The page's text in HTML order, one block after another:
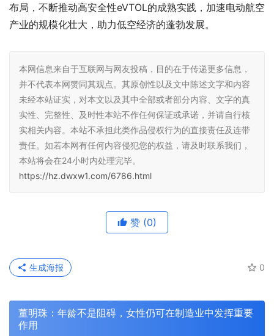
布局，不断推动高安全性eVTOL的成熟实践，加速电动航空
产业的规模化壮大，助力低空经济的蓬勃发展。
本网信息来自于互联网与网友投稿，目的在于传递更多信息，
并不代表本网赞同其观点。其原创性以及文中陈述文字和内容
未经本站证实，对本文以及其中全部或者部分内容、文字的真
实性、完整性、及时性本站不作任何保证或承诺，并请自行核
实相关内容。本站不承担此类作品侵权行为的直接责任及连带
责任。如若本网有任何内容侵犯您的权益，请及时联系我们，
本站将会在24小时内处理完毕。
https://hz.dwxw1.com/6786.html
赞 (0)
0
生成海报
董明珠：年龄不是阻碍，女性仍可在制造业中发挥重要
作用